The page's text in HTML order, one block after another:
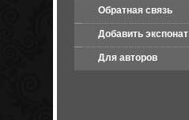
Обратная связь
Добавить экспонат
Для авторов